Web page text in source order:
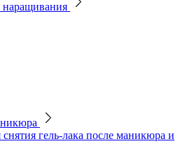
гель-лака после маникюра и